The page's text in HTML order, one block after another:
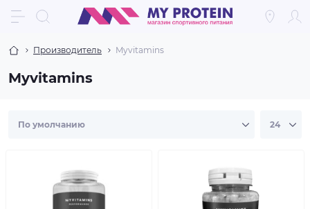
Производитель Myvitamins
Myvitamins